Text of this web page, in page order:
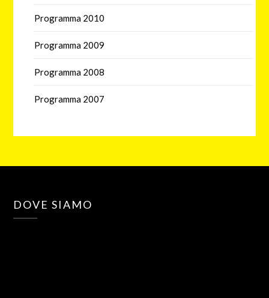
Programma 2010
Programma 2009
Programma 2008
Programma 2007
DOVE SIAMO